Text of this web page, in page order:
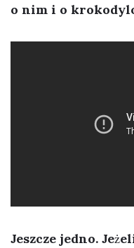
o nim i o
Jeszcze jedno.